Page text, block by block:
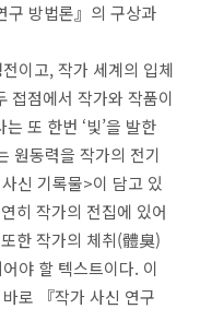
구 방법론』 의 구상과
이고,작가 세계의 입체
접점에서 작가와 작품이
는 또 한번 ‘빛’을 발한
원동력을 작가의 전기
신 기록물>이 담고 있
히 작가의 전집에 있어
또한 작가의 체취(體臭)
야 할 텍스트이다. 이
로
『작가 사신 연구